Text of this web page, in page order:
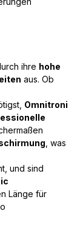
ihre hohe
aus. Ob
Omnitroni
, was
und sind
Länge für